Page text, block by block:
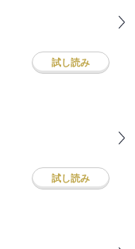
試し読み
試し読み